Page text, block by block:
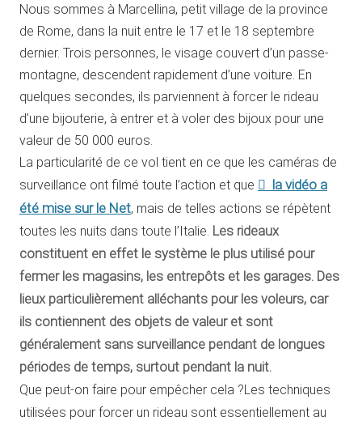
Nous sommes à Marcellina, petit village de la province
de Rome, dans la nuit entre le 17 et le 18 septembre
dernier. Trois personnes, le visage couvert d’un passe-
montagne, descendent rapidement d’une voiture. En
quelques secondes, ils parviennent à forcer le rideau
d’une bijouterie, à entrer et à voler des bijoux pour une
valeur de 50 000 euros.
La particularité de ce vol tient en ce que les caméras de
surveillance ont filmé toute l’action et que
la vidéo a
été mise sur le Net, mais de telles actions se répètent
toutes les nuits dans toute l’Italie. Les rideaux
constituent en effet le système le plus utilisé pour
fermer les magasins, les entrepôts et les garages. Des
lieux particulièrement alléchants pour les voleurs, car
ils contiennent des objets de valeur et sont
généralement sans surveillance pendant de longues
périodes de temps, surtout pendant la nuit.
Que peut-on faire pour empêcher cela ?Les techniques
utilisées pour forcer un rideau sont essentiellement au